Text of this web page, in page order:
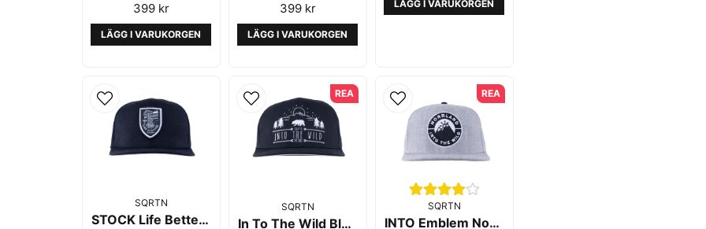
399 kr
LÄGG I VARUKORGEN
399 kr
LÄGG I VARUKORGEN
LÄGG I VARUKORGEN
SQRTN
STOCK Life Better in The Woods Norrland Black/White - SQRTN
SQRTN
In To The Wild Black Snapback - SQRTN
REA
SQRTN
INTO Emblem Norrland Heather Grey - SQRTN
REA